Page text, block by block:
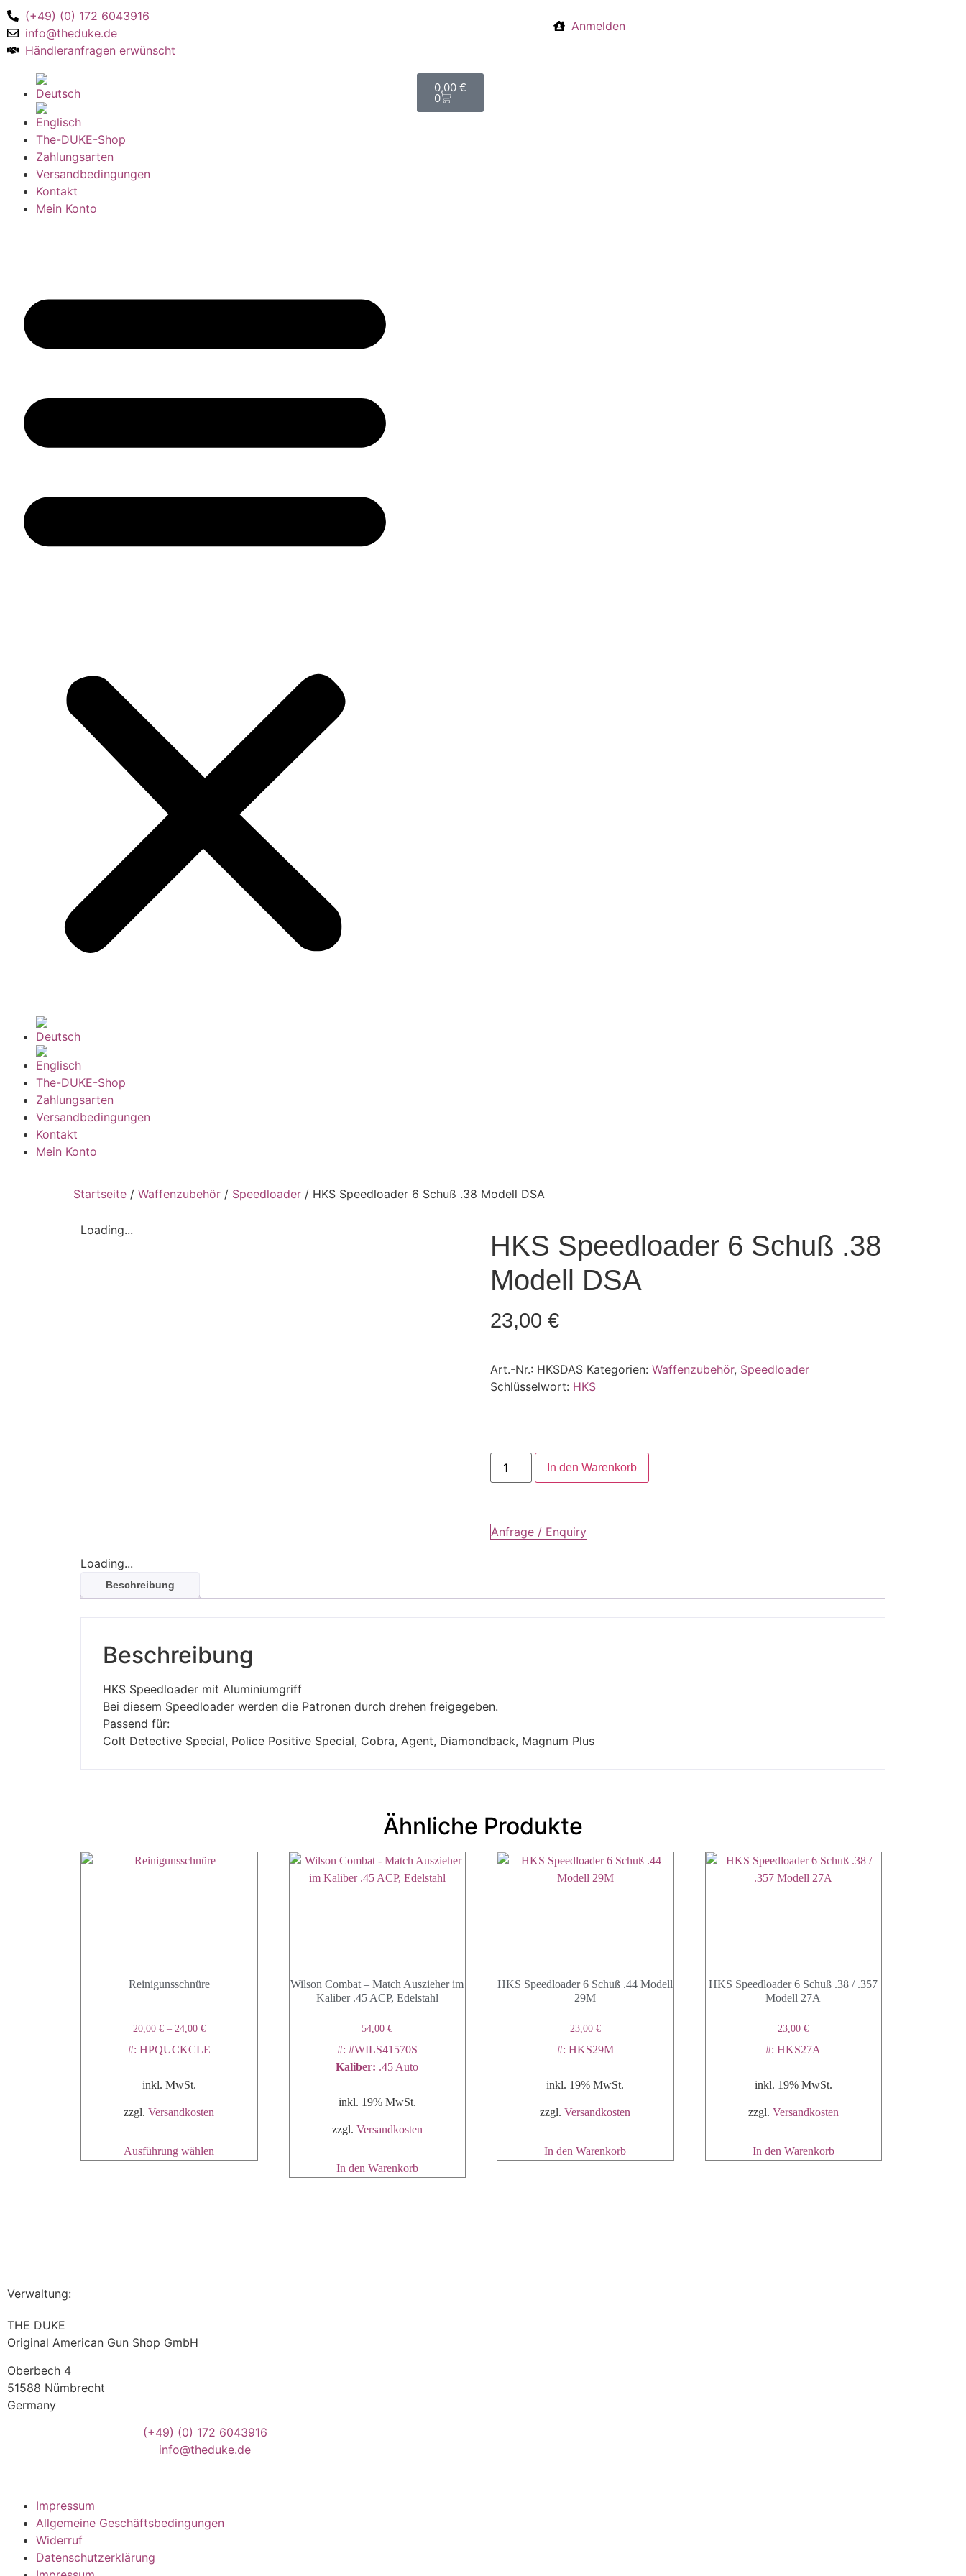
(+49) (0) 172 6043916
info@theduke.de
Händleranfragen erwünscht
Anmelden
The-DUKE-Shop
Zahlungsarten
Versandbedingungen
Kontakt
Mein Konto
The-DUKE-Shop
Zahlungsarten
Versandbedingungen
Kontakt
Mein Konto
0,00 €
0
Startseite / Waffenzubehör / Speedloader / HKS Speedloader 6 Schuß .38 Modell DSA
Loading...
HKS Speedloader 6 Schuß .38
Modell DSA
23,00 €
Art.-Nr.: HKSDAS Kategorien: Waffenzubehör, Speedloader
Schlüsselwort: HKS
In den Warenkorb
Anfrage / Enquiry
Loading...
Beschreibung
Beschreibung
HKS Speedloader mit Aluminiumgriff
Bei diesem Speedloader werden die Patronen durch drehen freigegeben.
Passend für:
Colt Detective Special, Police Positive Special, Cobra, Agent, Diamondback, Magnum Plus
Ähnliche Produkte
Reinigunsschnüre
20,00 €– 24,00 €
#: HPQUCKCLE
inkl. MwSt.
zzgl.Versandkosten
Ausführung wählen
Wilson Combat – Match Auszieher im
Kaliber .45 ACP, Edelstahl
54,00€
#: #WILS41570S
Kaliber: .45 Auto
inkl. 19% MwSt.
zzgl. Versandkosten
In den Warenkorb
HKS Speedloader 6 Schuß .44 Modell
29M
23,00 €
#: HKS29M
inkl. 19% MwSt.
zzgl.Versandkosten
In den Warenkorb
HKS Speedloader 6 Schuß .38 / .357
Modell 27A
23,00€
#: HKS27A
inkl. 19% MwSt.
zzgl. Versandkosten
In den Warenkorb
Verwaltung:
THE DUKE
Original American Gun Shop GmbH
Oberbech 4
51588 Nümbrecht
Germany
(+49) (0) 172 6043916
info@theduke.de
Impressum
Allgemeine Geschäftsbedingungen
Widerruf
Datenschutzerklärung